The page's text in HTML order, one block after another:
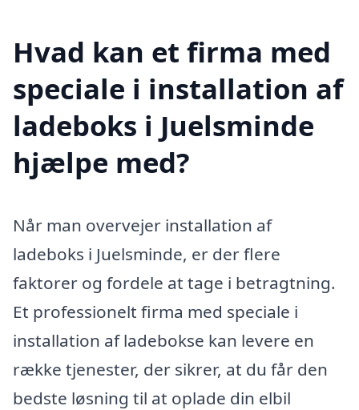
Hvad kan et firma med
speciale i installation af
ladeboks i Juelsminde
hjælpe med?
Når man overvejer installation af
ladeboks i Juelsminde, er der flere
faktorer og fordele at tage i betragtning.
Et professionelt firma med speciale i
installation af ladebokse kan levere en
række tjenester, der sikrer, at du får den
bedste løsning til at oplade din elbil